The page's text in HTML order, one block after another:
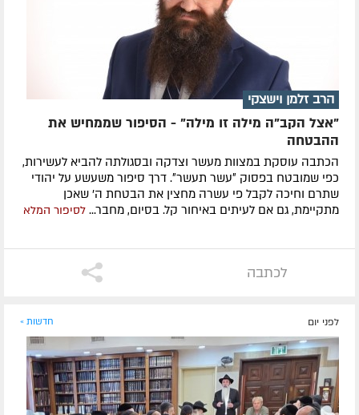
הרב זלמן וישצקי
"אצל הקב"ה מילה זו מילה" - הסיפור שממחיש את
ההבטחה
הכתבה עוסקת במצוות מעשר וצדקה ובסגולתה להביא לעשירות,
כפי שמובטח בפסוק ״עשר תעשר״. דרך סיפור משעשע על יהודי
שתרם וחיכה לקבל פי עשרה מחצין את הבטחת ה' שאכן
מתקיימת, גם אם לעיתים באיחור קל. בסיום, מחבר... לסיפור המלא
לכתבה
לפני יום חדשות »